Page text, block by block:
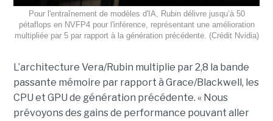
Pour l'entraînement de modèles d'IA, Rubin délivre jusqu’à 50
pétaflops en NVFP4 pour l'inférence, représentant une amélioration
multipliée par 5 par rapport à la génération précédente. (Crédit Nvidia)
L’architecture Vera/Rubin multiplie par 2,8 la bande
passante mémoire par rapport à Grace/Blackwell, les
CPU et GPU de génération précédente. « Nous
prévoyons des gains de performance pouvant aller